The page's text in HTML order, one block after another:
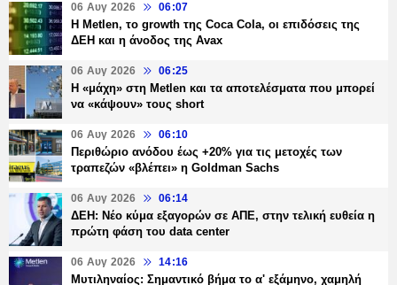
06 Αυγ 2026 06:07
H Metlen, το growth της Coca Cola, οι επιδόσεις της
ΔΕΗ και η άνοδος της Avax
06 Αυγ 2026 06:25
H «μάχη» στη Metlen και τα αποτελέσματα που μπορεί
να «κάψουν» τους short
06 Αυγ 2026 06:10
Περιθώριο ανόδου έως +20% για τις μετοχές των
τραπεζών «βλέπει» η Goldman Sachs
06 Αυγ 2026 06:14
ΔΕΗ: Νέο κύμα εξαγορών σε ΑΠΕ, στην τελική ευθεία η
πρώτη φάση του data center
06 Αυγ 2026 14:16
Μυτιληναίος: Σημαντικό βήμα το α' εξάμηνο, χαμηλή